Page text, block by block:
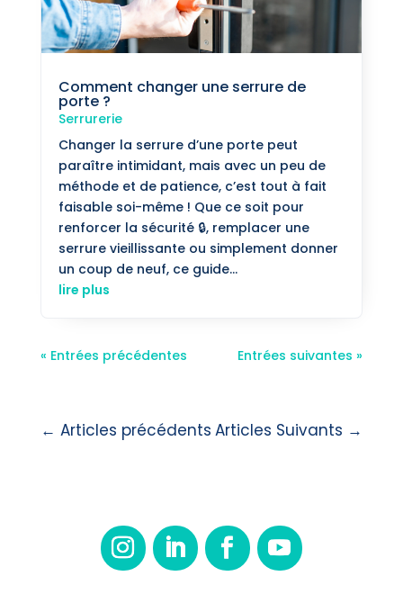
Comment changer une serrure de
porte ?
Serrurerie
Changer la serrure d’une porte peut
paraître intimidant, mais avec un peu de
méthode et de patience, c’est tout à fait
faisable soi-même ! Que ce soit pour
renforcer la sécurité 🔒, remplacer une
serrure vieillissante ou simplement donner
un coup de neuf, ce guide...
lire plus
« Entrées précédentes Entrées suivantes »
← Articles précédents Articles Suivants →